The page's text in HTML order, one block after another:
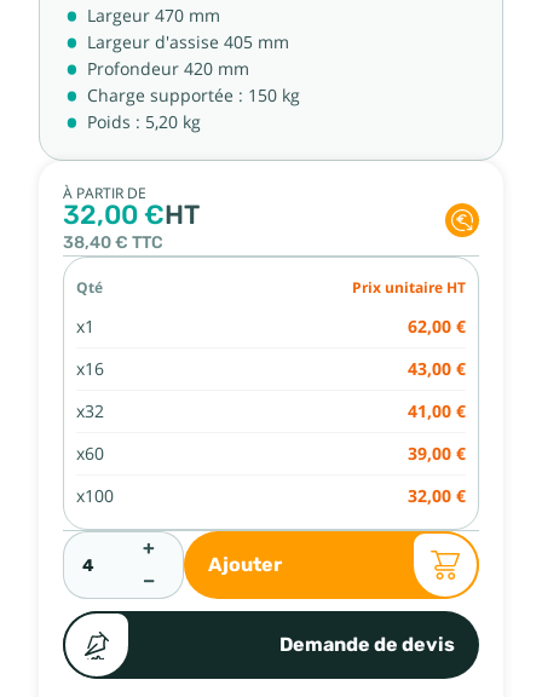
Largeur 470 mm
Largeur d'assise 405 mm
Profondeur 420 mm
Charge supportée : 150 kg
Poids : 5,20 kg
À PARTIR DE
32,00 €HT
38,40 € TTC
Qté Prix unitaire HT
x1 62,00 €
x16 43,00 €
x32 41,00 €
x60 39,00 €
x100 32,00 €
+
−
Ajouter
Demande de devis